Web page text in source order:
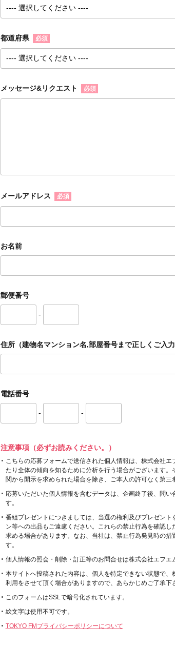
都道府県 必須
メッセージ&リクエスト 必須
メールアドレス 必須
お名前
郵便番号
-
住所（建物名マンション名,部屋番号まで正しくご入力
電話番号
- -
注意事項（必ずお読みください。）
こちらの応募フォームで送信された個人情報は、株式会社
たり全体の傾向を知るために分析を行う場合がございます
関から開示を求められた場合を除き、ご本人の許可なく第三
応募いただいた個人情報を含むデータは、企画終了後、問
す。
番組プレゼントにつきましては、当選の権利及びプレゼン
ン等への出品もご遠慮ください。これらの禁止行為を確認
求める場合があります。なお、当社は、禁止行為発見時の
す。
個人情報の照会・削除・訂正等のお問合せは株式会社エフエ
本サイトへ投稿された内容は、個人を特定できない状態で
利用をさせて頂く場合がありますので、あらかじめご了承下
このフォームはSSLで暗号化されています。
絵文字は使用不可です。
TOKYO FMプライバシーポリシーについて